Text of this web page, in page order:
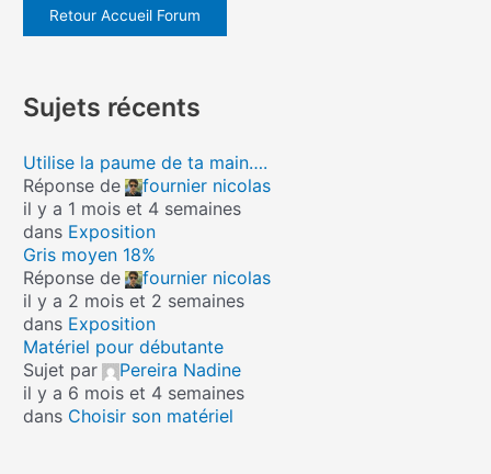
Retour Accueil Forum
Sujets récents
Utilise la paume de ta main….
Réponse de
fournier nicolas
il y a 1 mois et 4 semaines
dans Exposition
Gris moyen 18%
Réponse de
fournier nicolas
il y a 2 mois et 2 semaines
dans Exposition
Matériel pour débutante
Sujet par
Pereira Nadine
il y a 6 mois et 4 semaines
dans Choisir son matériel